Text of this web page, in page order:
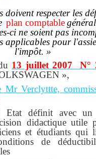
doivent respecter les
plan comptable
ci ne soient pas
applicables pour
l'impôt. »
13 juillet 2007
N°
»,
Mr Verclyttte,
Etat définit avec un
didactique utile
et étudiants qui
de